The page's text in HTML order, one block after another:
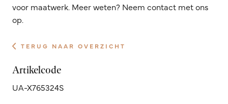
voor maatwerk. Meer weten? Neem contact met ons
op.
TERUG NAAR OVERZICHT
Artikelcode
UA-X765324S